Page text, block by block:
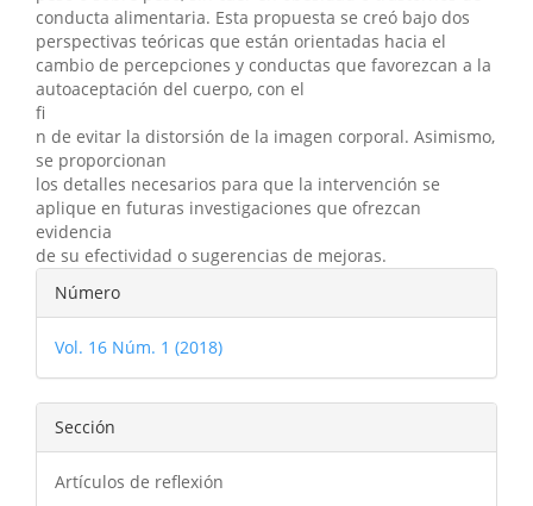
conducta alimentaria. Esta propuesta se creó bajo dos
perspectivas teóricas que están orientadas hacia el
cambio de percepciones y conductas que favorezcan a la
autoaceptación del cuerpo, con el
fi
n de evitar la distorsión de la imagen corporal. Asimismo,
se proporcionan
los detalles necesarios para que la intervención se
aplique en futuras investigaciones que ofrezcan
evidencia
de su efectividad o sugerencias de mejoras.
Detalles
del
artículo
Número
Vol. 16 Núm. 1 (2018)
Sección
Artículos de reflexión